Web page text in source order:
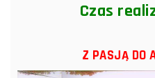
Czas
Z PASJĄ DO